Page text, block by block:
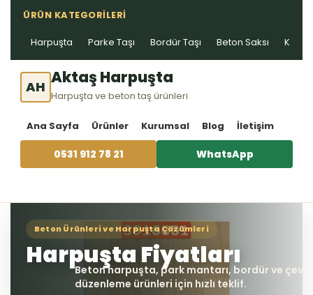
ÜRÜN KATEGORILERI
Harpuşta Parke Taşı Bordür Taşı Beton Saksı Kablo
AH Aktaş Harpuşta
Harpuşta ve beton taş ürünleri
Ana Sayfa Ürünler Kurumsal Blog İletişim
0531 912 78 21 WhatsApp